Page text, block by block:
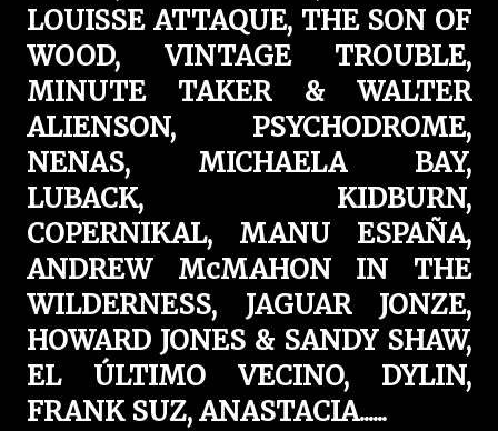
LOUISSE ATTAQUE, THE SON OF
WOOD, VINTAGE TROUBLE,
MINUTE TAKER & WALTER
ALIENSON, PSYCHODROME,
NENAS, MICHAELA BAY,
LUBACK, KIDBURN,
COPERNIKAL, MANU ESPAÑA,
ANDREW McMAHON IN THE
WILDERNESS, JAGUAR JONZE,
HOWARD JONES & SANDY SHAW,
EL ÚLTIMO VECINO, DYLIN,
FRANK SUZ, ANASTACIA......